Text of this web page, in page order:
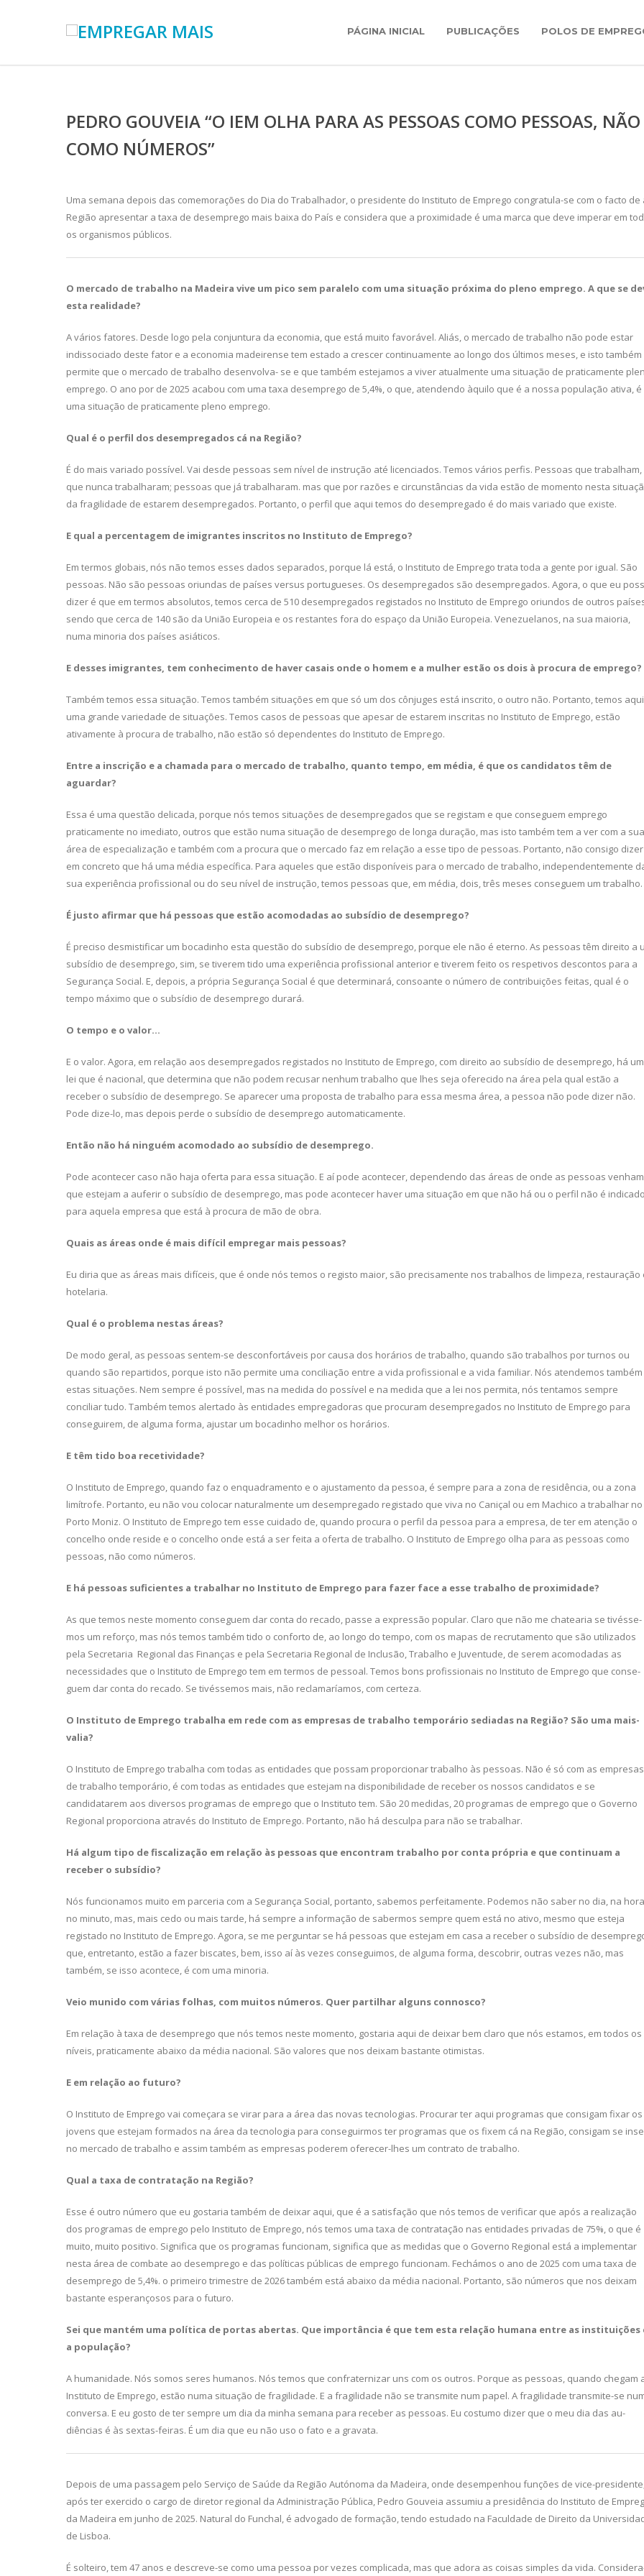
PÁGINA INICIAL PUBLICAÇÕES POLOS DE
PEDRO GOUVEIA “O IEM OLHA PARA AS PESSOAS COMO PESSOAS, NÃO
COMO NÚMEROS”
Uma semana depois das comemorações do Dia do Trabalhador, o presidente do Instituto de Emprego congratula-se com o facto de
Região apresentar a taxa de desemprego mais baixa do País e considera que a proximidade é uma marca que deve imperar em
os organismos públicos.
O mercado de trabalho na Madeira vive um pico sem paralelo com uma situação próxima do pleno emprego. A que se
esta realidade?
A vários fatores. Desde logo pe­la conjuntura da economia, que está muito favorável. Aliás, o mercado de trabalho não pode estar
indissociado deste fator e a economia madeirense tem estado a crescer continuamente ao longo dos últimos meses, e isto também
permite que o mercado de trabalho desenvolva- se e que também estejamos a viver atualmente uma situação de praticamente
emprego. O ano por de 2025 acabou com uma taxa de­semprego de 5,4%, o que, atendendo àquilo que é a nossa população ativa, é
uma situação de praticamente pleno emprego.
Qual é o perfil dos desempregados cá na Região?
É do mais variado possível. Vai desde pessoas sem nível de instrução até licenciados. Temos vários perfis. Pessoas que trabalham,
que nunca trabalharam; pessoas que já trabalharam. mas que por razões e circunstâncias da vida estão de momento nesta
da fragilidade de estarem desempregados. Portanto, o perfil que aqui temos do desempregado é do mais variado que existe.
E qual a percentagem de imigrantes inscritos no Instituto de Emprego?
Em termos globais, nós não temos es­ses dados separados, porque lá está, o Instituto de Emprego trata toda a gente por igual. São
pessoas. Não são pessoas oriundas de países versus portugueses. Os desempregados são desempregados. Agora, o que eu
dizer é que em termos absolutos, temos cerca de 510 de­sempregados registados no Instituto de Emprego oriundos de outros
sendo que cerca de 140 são da União Europeia e os restantes fora do espaço da União Euro­peia. Venezuelanos, na sua maioria,
numa minoria dos países asiáticos.
E desses imigrantes, tem conhecimen­to de haver casais onde o homem e a mulher estão os dois à procura de em­prego?
Também temos essa situação. Temos também situações em que só um dos côn­juges está inscrito, o outro não. Portan­to, temos aqui
uma grande variedade de situações. Temos casos de pessoas que apesar de estarem inscritas no Instituto de Emprego, estão
ativamente à procura de trabalho, não estão só dependentes do Instituto de Emprego.
Entre a inscrição e a chamada para o mercado de trabalho, quanto tempo, em média, é que os candidatos têm de
aguardar?
Essa é uma questão delicada, porque nós temos situações de desempregados que se registam e que conseguem em­prego
praticamente no imediato, outros que estão numa situação de desemprego de longa duração, mas isto também tem a ver com a sua
área de especialização e também com a procura que o mercado faz em relação a esse tipo de pessoas. Portanto, não consigo dizer
em concreto que há uma média específica. Para aque­les que estão disponíveis para o mercado de trabalho, independentemente
sua experiência profissional ou do seu nível de instrução, temos pessoas que, em média, dois, três meses conseguem um trabalho.
É justo afirmar que há pessoas que es­tão acomodadas ao subsídio de desem­prego?
É preciso desmistificar um bocadinho esta questão do subsídio de desemprego, porque ele não é eterno. As pessoas têm direito a
subsídio de desemprego, sim, se tiverem tido uma experiência profis­sional anterior e tiverem feito os respe­tivos descontos para a
Segurança Social. E, depois, a própria Segurança Social é que determinará, consoante o número de contribuições feitas, qual é o
tempo máximo que o subsídio de desempre­go durará.
O tempo e o valor…
E o valor. Agora, em relação aos de­sempregados registados no Instituto de Emprego, com direito ao subsídio de de­semprego, há
lei que é nacional, que determina que não podem recusar ne­nhum trabalho que lhes seja oferecido na área pela qual estão a
receber o sub­sídio de desemprego. Se aparecer uma proposta de trabalho para essa mesma área, a pessoa não pode dizer não.
Pode dize-lo, mas depois perde o subsídio de desemprego automaticamente.
Então não há ninguém acomodado ao subsídio de desemprego.
Pode acontecer caso não haja oferta para essa situação. E aí pode acontecer, dependendo das áreas de onde as pessoas
que estejam a auferir o subsí­dio de desemprego, mas pode acontecer haver uma situação em que não há ou o perfil não é indicado
para aquela em­presa que está à procura de mão de obra.
Quais as áreas onde é mais difícil em­pregar mais pessoas?
Eu diria que as áreas mais difíceis, que é onde nós temos o registo maior, são precisamente nos trabalhos de limpeza, restauração
hotelaria.
Qual é o problema nestas áreas?
De modo geral, as pessoas sentem-se desconfortáveis por causa dos horários de trabalho, quando são trabalhos por turnos ou
quando são repartidos, por­que isto não permite uma conciliação entre a vida profissional e a vida familiar. Nós atendemos também
estas situações. Nem sempre é possível, mas na medida do possível e na medida que a lei nos permita, nós tentamos sempre
conciliar tudo. Também temos alertado às entida­des empregadoras que procuram desem­pregados no Instituto de Emprego para
conseguirem, de alguma forma, ajustar um bocadinho melhor os horários.
E têm tido boa recetividade?
O Instituto de Emprego, quando faz o enquadramento e o ajustamento da pes­soa, é sempre para a zona de residência, ou a zona
limítrofe. Portanto, eu não vou colocar naturalmente um desempregado registado que viva no Caniçal ou em Ma­chico a trabalhar no
Porto Moniz. O Ins­tituto de Emprego tem esse cuidado de, quando procura o perfil da pessoa para a empresa, de ter em atenção o
conce­lho onde reside e o concelho onde está a ser feita a oferta de trabalho. O Instituto de Emprego olha para as pessoas como
pessoas, não como números.
E há pessoas suficientes a trabalhar no Instituto de Emprego para fazer face a esse trabalho de proxi­midade?
As que temos neste momento conseguem dar conta do recado, passe a expressão popular. Claro que não me chatearia se tivésse­
mos um reforço, mas nós temos também tido o conforto de, ao longo do tempo, com os mapas de recruta­mento que são utilizados
pela Secretaria Regional das Finanças e pela Secretaria Regional de Inclusão, Trabalho e Juven­tude, de serem acomodadas as
necessi­dades que o Instituto de Emprego tem em termos de pessoal. Temos bons profissio­nais no Instituto de Emprego que conse­
guem dar conta do recado. Se tivéssemos mais, não reclamaríamos, com certeza.
O Instituto de Emprego trabalha em rede com as empresas de trabalho tem­porário sediadas na Região? São uma mais-
valia?
O Instituto de Emprego trabalha com todas as entidades que possam propor­cionar trabalho às pessoas. Não é só com as empresas
de trabalho temporário, é com todas as entidades que estejam na disponibilidade de receber os nossos can­didatos e se
candidatarem aos diversos programas de emprego que o Instituto tem. São 20 medidas, 20 programas de emprego que o Governo
Regional pro­porciona através do Instituto de Empre­go. Portanto, não há desculpa para não se trabalhar.
Há algum tipo de fiscalização em rela­ção às pessoas que encontram trabalho por conta própria e que continuam a
receber o subsídio?
Nós funcionamos muito em parce­ria com a Segurança Social, portanto, sabemos perfeitamente. Podemos não saber no dia, na
no minuto, mas, mais cedo ou mais tarde, há sempre a informação de sabermos sempre quem está no ativo, mesmo que este­ja
registado no Instituto de Emprego. Agora, se me perguntar se há pessoas que estejam em casa a receber o sub­sídio de
que, entretan­to, estão a fazer biscates, bem, isso aí às vezes conseguimos, de alguma forma, descobrir, outras vezes não, mas
também, se isso acontece, é com uma minoria.
Veio munido com várias folhas, com muitos números. Quer partilhar alguns connosco?
Em relação à taxa de desemprego que nós temos neste momento, gostaria aqui de deixar bem claro que nós estamos, em todos os
níveis, praticamente abaixo da média nacional. São valores que nos deixam bastante otimistas.
E em relação ao futuro?
O Instituto de Emprego vai começara se virar para a área das novas tecnologias. Procurar ter aqui programas que consi­gam fixar os
jovens que estejam formados na área da tecnologia para conseguir­mos ter programas que os fixem cá na Região, consigam se
no mercado de trabalho e assim também as empre­sas poderem oferecer-lhes um contrato de trabalho.
Qual a taxa de contratação na Região?
Esse é outro número que eu gostaria também de deixar aqui, que é a satisfa­ção que nós temos de verificar que após a realização
dos programas de emprego pelo Instituto de Emprego, nós temos uma taxa de contratação nas entidades privadas de 75%, o que é
muito, muito positivo. Significa que os programas fun­cionam, significa que as medidas que o Governo Regional está a implementar
nesta área de combate ao desempre­go e das políticas públicas de emprego funcionam. Fechámos o ano de 2025 com uma taxa de
desemprego de 5,4%. o primeiro trimestre de 2026 também está abaixo da média nacional. Portanto, são números que nos deixam
bastante esperançosos para o futuro.
Sei que mantém uma política de portas abertas. Que importância é que tem es­ta relação humana entre as instituições
a população?
A humanidade. Nós somos seres hu­manos. Nós temos que confraternizar uns com os outros. Porque as pessoas, quando chegam
Instituto de Emprego, estão numa situação de fragilidade. E a fragilidade não se transmite num papel. A fragilidade transmite-se
conver­sa. E eu gosto de ter sempre um dia da minha semana para receber as pessoas. Eu costumo dizer que o meu dia das au­
diências é às sextas-feiras. É um dia que eu não uso o fato e a gravata.
Depois de uma passagem pelo Serviço de Saúde da Região Autónoma da Madeira, onde desempenhou funções de vice-
após ter exercido o cargo de diretor regional da Administração Pública, Pedro Gouveia assumiu a presidência do Instituto de
da Madeira em junho de 2025. Natural do Funchal, é advogado de formação, tendo estudado na Faculdade de Direito da
de Lisboa.
É solteiro, tem 47 anos e descreve-se como uma pessoa por vezes complicada, mas que adora as coisas simples da vida.